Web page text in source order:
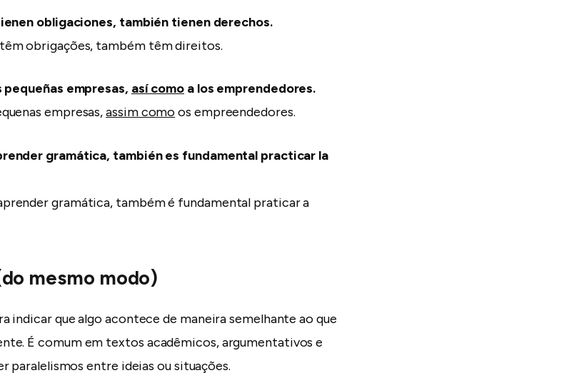
obligaciones, también tienen derechos.
obrigações, também têm direitos.
empresas, así como a los emprendedores.
empresas,assim comoos empreendedores.
gramática, también es fundamental practicar la
gramática, também é fundamental praticar a
mesmo modo)
indicar que algo acontece de maneira semelhante ao que
É comum em textos acadêmicos, argumentativos e
paralelismos entre ideias ou situações.